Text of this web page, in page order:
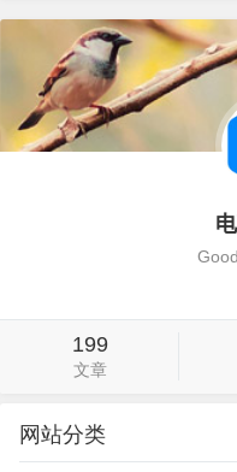
趣，为用
送机制的
提高用户
199
文章
网站分类